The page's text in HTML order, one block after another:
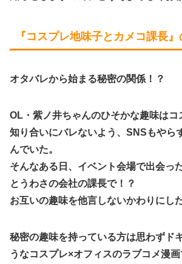
『コスプレ地味子とカメコ課長
オタバレから始まる秘密の関係！？
OL・紫ノ井ちゃんのひそかな趣味はコ
知り合いにバレないよう、SNSもやら
んでいた。
そんなある日、イベント会場で出会っ
とうわさの会社の課長で！？
お互いの趣味を他言しないかわりに
秘密の趣味を持っている方は思わずド
うなコスプレ×オフィスのラブコメ漫画